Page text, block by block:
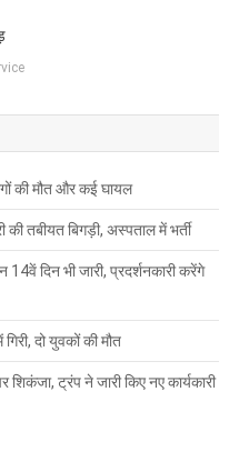
की मौत और कई घायल
तबीयत बिगड़ी, अस्पताल में भर्ती
दिन भी जारी, प्रदर्शनकारी करेंगे
दो युवकों की मौत
ट्रंप ने जारी किए नए कार्यकारी